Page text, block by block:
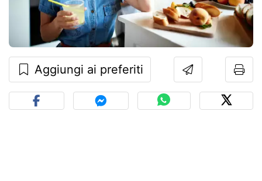
Aggiungi ai preferiti